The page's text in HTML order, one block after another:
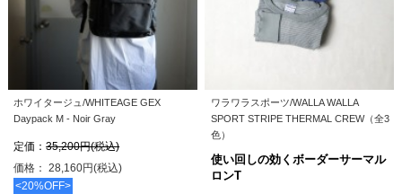
ホワイタージュ/WHITEAGE GEX
Daypack M - Noir Gray
定価：35,200円(税込)
価格： 28,160円(税込)
<20%OFF>
ワラワラスポーツ/WALLA WALLA
SPORT STRIPE THERMAL CREW（全3
色）
使い回しの効くボーダーサーマル
ロンT